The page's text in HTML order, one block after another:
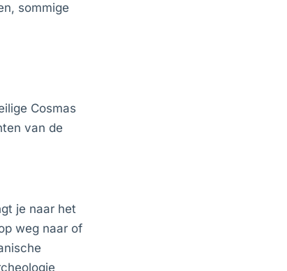
sommige
Cosmas
van de
je naar het
weg naar of